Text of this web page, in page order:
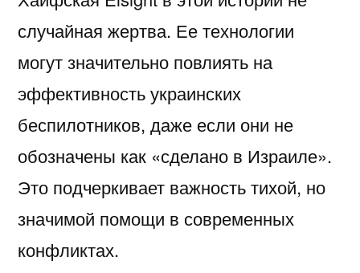
случайная жертва. Ее технологии
могут значительно повлиять на
эффективность украинских
беспилотников, даже если они не
обозначены как «сделано в Израиле».
Это подчеркивает важность тихой, но
значимой помощи в современных
конфликтах.